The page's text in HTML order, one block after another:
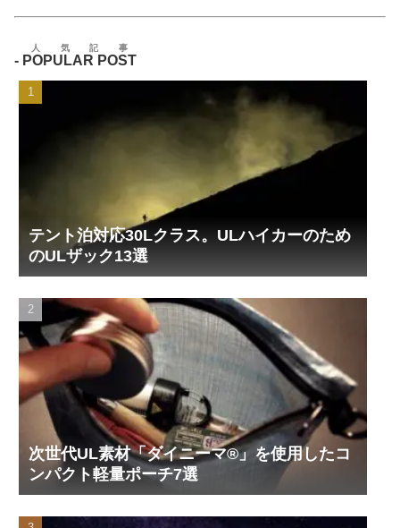
- POPULAR POST
人気記事
テント泊対応30Lクラス。ULハイカーのため
のULザック13選
次世代UL素材「ダイニーマ®」を使用したコ
ンパクト軽量ポーチ7選